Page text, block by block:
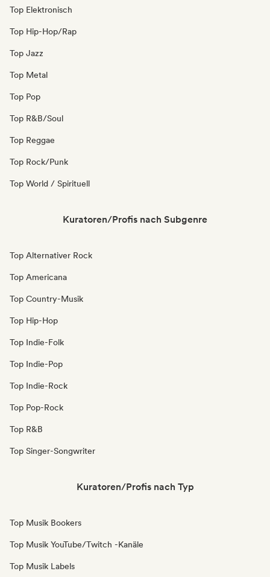
Top Elektronisch
Top Hip-Hop/Rap
Top Jazz
Top Metal
Top Pop
Top R&B/Soul
Top Reggae
Top Rock/Punk
Top World / Spirituell
Kuratoren/Profis nach Subgenre
Top Alternativer Rock
Top Americana
Top Country-Musik
Top Hip-Hop
Top Indie-Folk
Top Indie-Pop
Top Indie-Rock
Top Pop-Rock
Top R&B
Top Singer-Songwriter
Kuratoren/Profis nach Typ
Top Musik Bookers
Top Musik YouTube/Twitch -Kanäle
Top Musik Labels